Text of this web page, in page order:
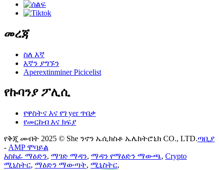
መረጃ
ስለ እኛ
እኛን ያግኙን
Aperextinminer Picicelist
የኩባንያ ፖሊሲ
የዋስትና እና የገ yer ጥበቃ
የመርከብ እና ክፍያ
የቅጂ መብት 2025 © She ንኖን ኤሲክስቶ ኤሌክትሮኒክ CO., LTD.ጣቢያ
- AMP ሞባይል
አስከፊ ማዕድን, ማገድ ማዳን, ማዳን የማዕድን ማውጫ, Crypto
ሚኒስትር, ማዕድን ማውጣት, ሚኒስትር,